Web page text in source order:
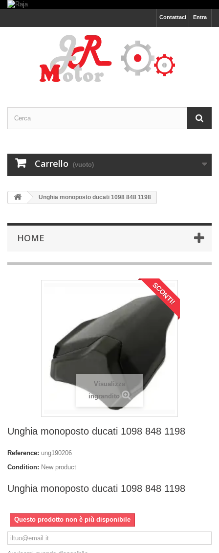
Entra
Contattaci
Carrello (vuoto)
Unghia monoposto ducati 1098 848 1198
HOME
SCONTI!
Visualizza
ingrandito
Unghia monoposto ducati 1098 848 1198
Reference: ung190206
Condition: New product
Unghia monoposto ducati 1098 848 1198
Questo prodotto non è più disponibile